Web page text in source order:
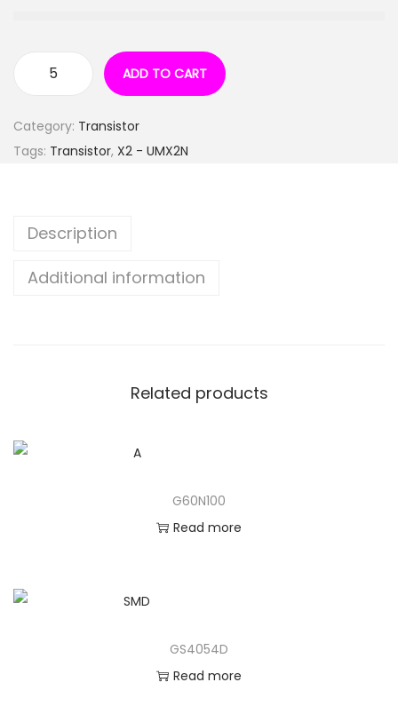
ADD TO CART
Category: Transistor
Tags: Transistor, X2 - UMX2N
Description
Additional information
Related products
G60N100
Read more
GS4054D
Read more